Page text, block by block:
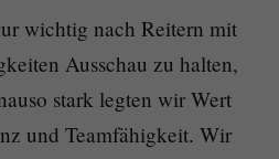
wichtig nach Reitern mit
Ausschau zu halten,
stark legten wir Wert
und Teamfähigkeit. Wir